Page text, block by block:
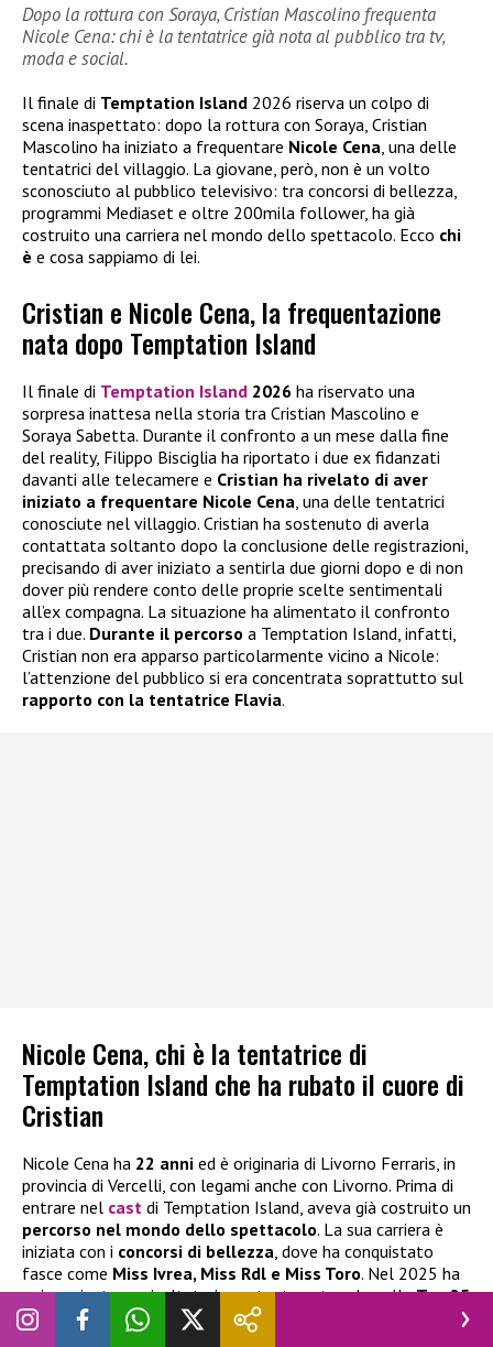
Dopo la rottura con Soraya, Cristian Mascolino frequenta
Nicole Cena: chi è la tentatrice già nota al pubblico tra tv,
moda e social.
Il finale di Temptation Island 2026 riserva un colpo di
scena inaspettato: dopo la rottura con Soraya, Cristian
Mascolino ha iniziato a frequentare Nicole Cena , una delle
tentatrici del villaggio. La giovane, però, non è un volto
sconosciuto al pubblico televisivo: tra concorsi di bellezza,
programmi Mediaset e oltre 200mila follower, ha già
costruito una carriera nel mondo dello spettacolo. Ecco chi
è e cosa sappiamo di lei.
Cristian e Nicole Cena, la frequentazione
nata dopo Temptation Island
Il finale di Temptation Island 2026 ha riservato una
sorpresa inattesa nella storia tra Cristian Mascolino e
Soraya Sabetta. Durante il confronto a un mese dalla fine
del reality, Filippo Bisciglia ha riportato i due ex fidanzati
davanti alle telecamere e Cristian ha rivelato di aver
iniziato a frequentare Nicole Cena, una delle tentatrici
conosciute nel villaggio. Cristian ha sostenuto di averla
contattata soltanto dopo la conclusione delle registrazioni,
precisando di aver iniziato a sentirla due giorni dopo e di non
dover più rendere conto delle proprie scelte sentimentali
all’ex compagna. La situazione ha alimentato il confronto
tra i due. Durante il percorso a Temptation Island, infatti,
Cristian non era apparso particolarmente vicino a Nicole:
l’attenzione del pubblico si era concentrata soprattutto sul
rapporto con la tentatrice Flavia.
Nicole Cena, chi è la tentatrice di
Temptation Island che ha rubato il cuore di
Cristian
Nicole Cena ha 22 anni ed è originaria di Livorno Ferraris, in
provincia di Vercelli, con legami anche con Livorno. Prima di
entrare nel cast di Temptation Island, aveva già costruito un
percorso nel mondo dello spettacolo. La sua carriera è
iniziata con i concorsi di bellezza , dove ha conquistato
fasce come Miss Ivrea, Miss Rdl e Miss Toro. Nel 2025 ha
poi raggiunto un risultato importante entrando nellaTop 25
di Miss Mondo Italia.